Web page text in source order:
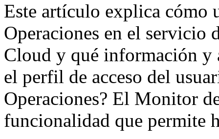
Este artículo explica
Operaciones en el servicio
Cloud y qué información y
el perfil de acceso del
Operaciones? El Monitor
funcionalidad que permite